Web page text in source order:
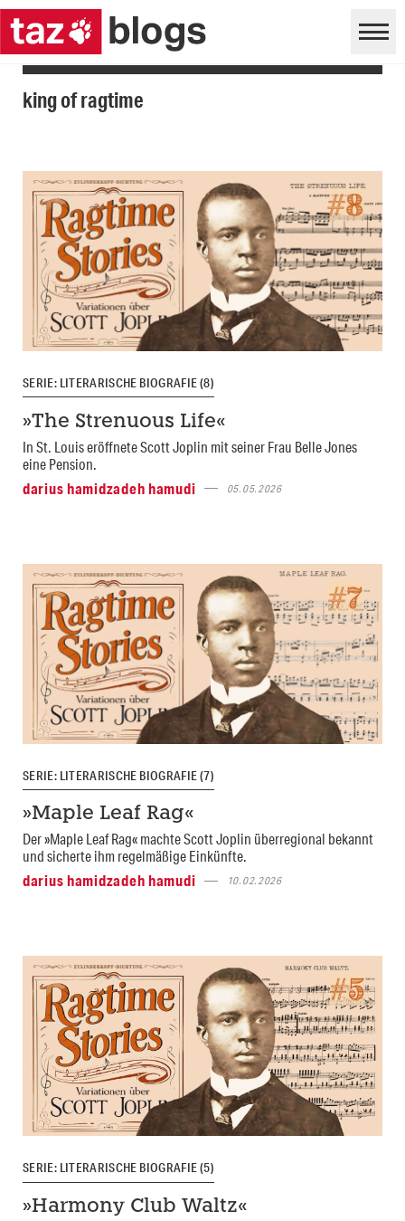
king of ragtime
SERIE: LITERARISCHE BIOGRAFIE (8)
»The Strenuous Life«
In St. Louis eröffnete Scott Joplin mit seiner Frau Belle Jones
eine Pension.
darius hamidzadeh hamudi
05.05.2026
SERIE: LITERARISCHE BIOGRAFIE (7)
»Maple Leaf Rag«
Der »Maple Leaf Rag« machte Scott Joplin überregional bekannt
und sicherte ihm regelmäßige Einkünfte.
darius hamidzadeh hamudi
10.02.2026
SERIE: LITERARISCHE BIOGRAFIE (5)
»Harmony Club Waltz«